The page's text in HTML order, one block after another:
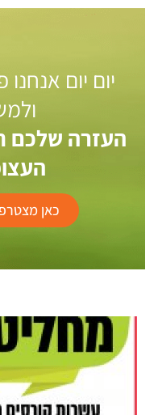
יום יום
העזרה שלכם
כאן